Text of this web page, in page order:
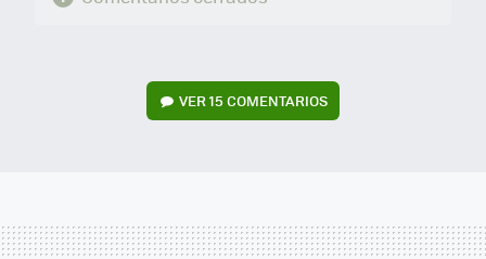
VER15 COMENTARIOS